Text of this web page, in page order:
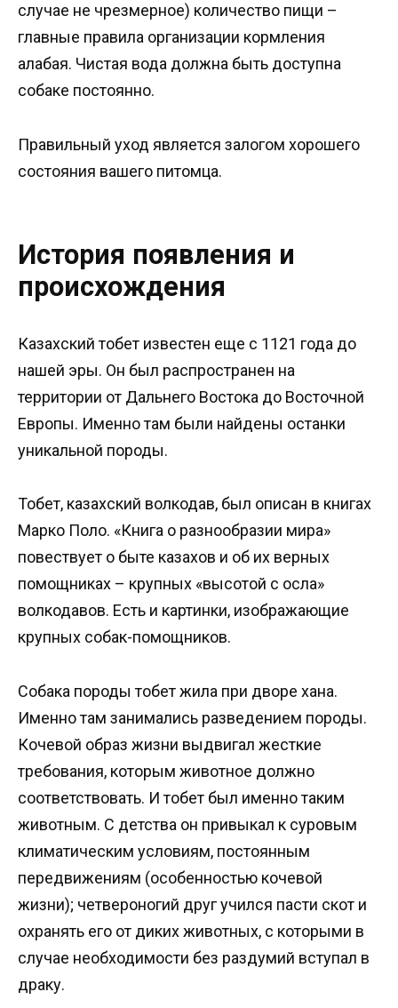
случае не чрезмерное) количество пищи –
главные правила организации кормления
алабая. Чистая вода должна быть доступна
собаке постоянно.
Правильный уход является залогом хорошего
состояния вашего питомца.
История появления и
происхождения
Казахский тобет известен еще с 1121 года до
нашей эры. Он был распространен на
территории от Дальнего Востока до Восточной
Европы. Именно там были найдены останки
уникальной породы.
Тобет, казахский волкодав, был описан в книгах
Марко Поло. «Книга о разнообразии мира»
повествует о быте казахов и об их верных
помощниках – крупных «высотой с осла»
волкодавов. Есть и картинки, изображающие
крупных собак-помощников.
Собака породы тобет жила при дворе хана.
Именно там занимались разведением породы.
Кочевой образ жизни выдвигал жесткие
требования, которым животное должно
соответствовать. И тобет был именно таким
животным. С детства он привыкал к суровым
климатическим условиям, постоянным
передвижениям (особенностью кочевой
жизни); четвероногий друг учился пасти скот и
охранять его от диких животных, с которыми в
случае необходимости без раздумий вступал в
драку.